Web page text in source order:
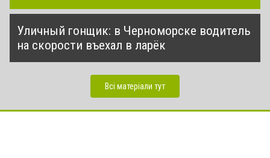
Уличный гонщик: в Черноморске водитель
на скорости въехал в ларёк
Всі матеріали тут